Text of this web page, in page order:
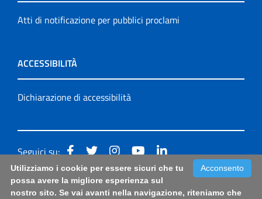
Atti di notificazione per pubblici proclami
ACCESSIBILITÀ
Dichiarazione di accessibilità
Seguici su:
Accessibilità: form di segnalazione di prima istanza per
questa pagina|Note Legali | Sitemap
Acconsento
Utilizziamo i cookie per essere sicuri che tu
possa avere la migliore esperienza sul
nostro sito. Se vai avanti nella navigazione, riteniamo che